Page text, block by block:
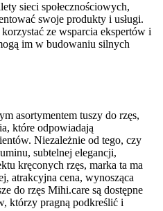
sieci społecznościowych,
swoje produkty i usługi.
ze wsparcia ekspertów i
im w budowaniu silnych
asortymentem tuszy do rzęs,
które odpowiadają
Niezależnie od tego, czy
subtelnej elegancji,
kręconych rzęs, marka ta ma
atrakcyjna cena, wynosząca
do rzęs Mihi.care są dostępne
którzy pragną podkreślić i